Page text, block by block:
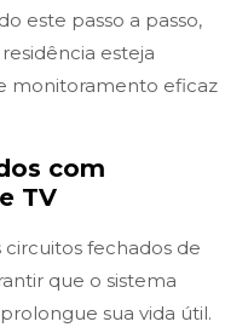
este passo a passo,
esteja
monitoramento eficaz
com
TV
fechados de
que o sistema
sua vida útil.